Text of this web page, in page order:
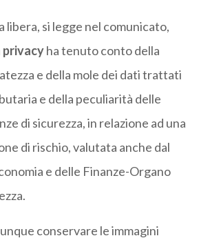
libera, si legge nel comunicato,
ha tenuto conto della
e della mole dei dati trattati
e della peculiarità delle
di sicurezza, in relazione ad una
di rischio, valutata anche dal
e delle Finanze-Organo
conservare le immagini